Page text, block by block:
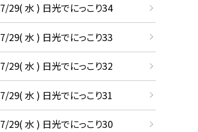
7/29( 水 ) 日光でにっこり34
7/29( 水 ) 日光でにっこり33
7/29( 水 ) 日光でにっこり32
7/29( 水 ) 日光でにっこり31
7/29( 水 ) 日光でにっこり30